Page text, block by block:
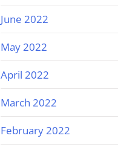
June 2022
May 2022
April 2022
March 2022
February 2022